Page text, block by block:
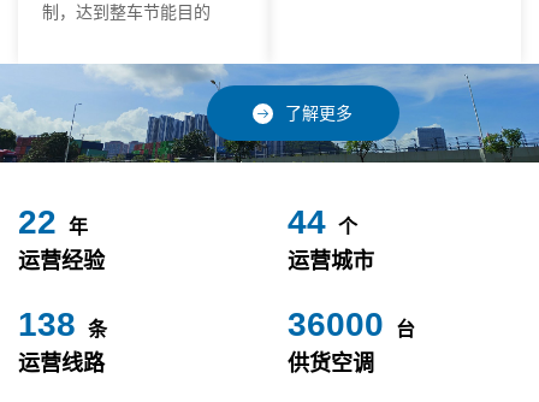
制，达到整车节能目的
了解更多
24 年
运营经验
49 个
运营城市
153 条
运营线路
40000 台
供货空调